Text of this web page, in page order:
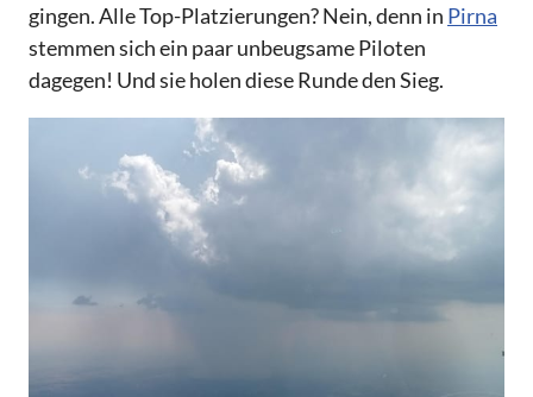
gingen. Alle Top-Platzierungen? Nein, denn in Pirna
stemmen sich ein paar unbeugsame Piloten
dagegen! Und sie holen diese Runde den Sieg.